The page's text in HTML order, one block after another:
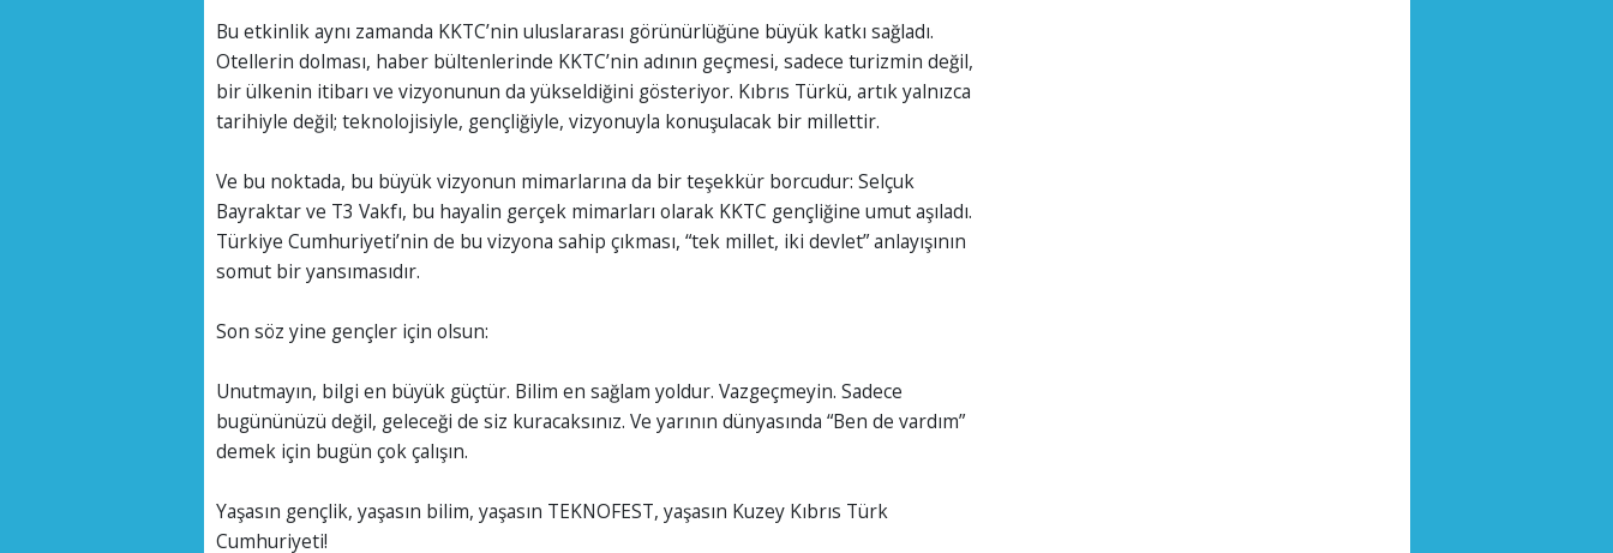
Bu etkinlik aynı zamanda KKTC’nin uluslararası görünürlüğüne büyük katkı sağladı.
Otellerin dolması, haber bültenlerinde KKTC’nin adının geçmesi, sadece turizmin değil,
bir ülkenin itibarı ve vizyonunun da yükseldiğini gösteriyor. Kıbrıs Türkü, artık yalnızca
tarihiyle değil; teknolojisiyle, gençliğiyle, vizyonuyla konuşulacak bir millettir.
Ve bu noktada, bu büyük vizyonun mimarlarına da bir teşekkür borcudur: Selçuk
Bayraktar ve T3 Vakfı, bu hayalin gerçek mimarları olarak KKTC gençliğine umut aşıladı.
Türkiye Cumhuriyeti’nin de bu vizyona sahip çıkması, “tek millet, iki devlet” anlayışının
somut bir yansımasıdır.
Son söz yine gençler için olsun:
Unutmayın, bilgi en büyük güçtür. Bilim en sağlam yoldur. Vazgeçmeyin. Sadece
bugününüzü değil, geleceği de siz kuracaksınız. Ve yarının dünyasında “Ben de vardım”
demek için bugün çok çalışın.
Yaşasın gençlik, yaşasın bilim, yaşasın TEKNOFEST, yaşasın Kuzey Kıbrıs Türk
Cumhuriyeti!